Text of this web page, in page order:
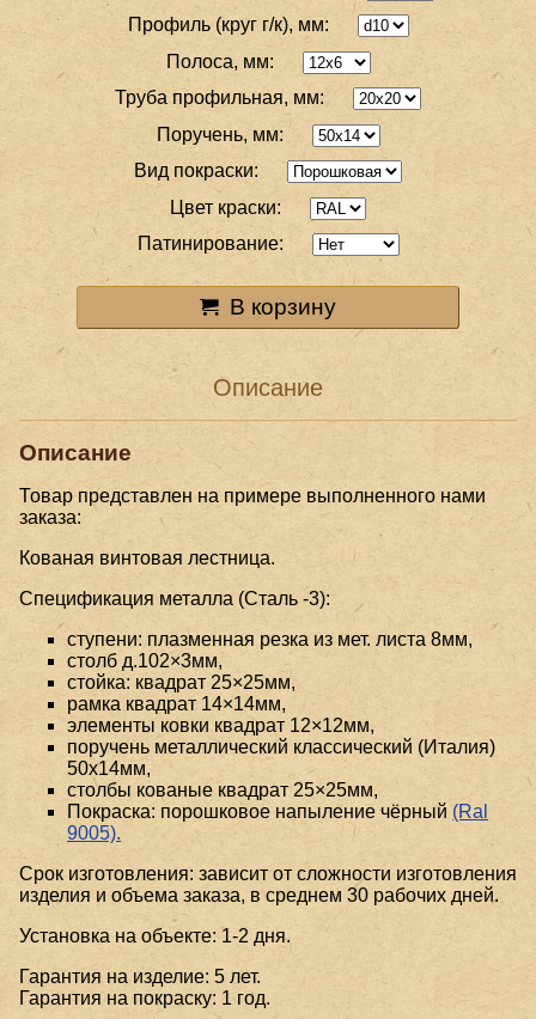
Профиль (круг г/к), мм:
Полоса, мм:
Труба профильная, мм:
Поручень, мм:
Вид покраски:
Цвет краски:
Патинирование:
В корзину
Описание
Описание
Товар представлен на примере выполненного нами
заказа:
Кованая винтовая лестница.
Спецификация металла (Сталь -3):
ступени: плазменная резка из мет. листа 8мм,
столб д.102×3мм,
стойка: квадрат 25×25мм,
рамка квадрат 14×14мм,
элементы ковки квадрат 12×12мм,
поручень металлический классический (Италия)
50x14мм,
столбы кованые квадрат 25×25мм,
Покраска: порошковое напыление чёрный (Ral
9005).
Срок изготовления: зависит от сложности изготовления
изделия и объема заказа, в среднем 30 рабочих дней.
Установка на объекте: 1-2 дня.
Гарантия на изделие: 5 лет.
Гарантия на покраску: 1 год.